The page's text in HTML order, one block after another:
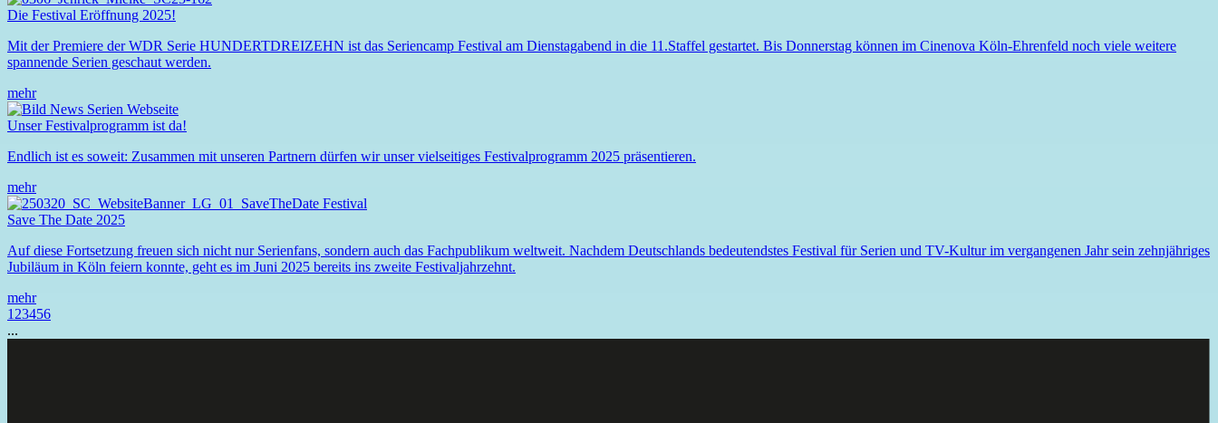
Die Festival Eröffnung 2025!
Mit der Premiere der WDR Serie HUNDERTDREIZEHN ist das Seriencamp Festival am Dienstagabend in die 11.Staffel gestartet. Bis Donnerstag können im Cinenova Köln-Ehrenfeld noch viele weitere
spannende Serien geschaut werden.
mehr
Unser Festivalprogramm ist da!
Endlich ist es soweit: Zusammen mit unseren Partnern dürfen wir unser vielseitiges Festivalprogramm 2025 präsentieren.
mehr
Save The Date 2025
Auf diese Fortsetzung freuen sich nicht nur Serienfans, sondern auch das Fachpublikum weltweit. Nachdem Deutschlands bedeutendstes Festival für Serien und TV-Kultur im vergangenen Jahr sein zehnjähriges
Jubiläum in Köln feiern konnte, geht es im Juni 2025 bereits ins zweite Festivaljahrzehnt.
mehr
123456
...